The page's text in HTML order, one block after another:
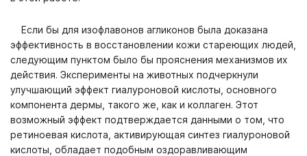
Если бы для изофлавонов агликонов была доказана
эффективность в восстановлении кожи стареющих людей,
следующим пунктом было бы прояснения механизмов их
действия. Эксперименты на животных подчеркнули
улучшающий эффект гиалуроновой кислоты, основного
компонента дермы, такого же, как и коллаген. Этот
возможный эффект подтверждается данными о том, что
ретиноевая кислота, активирующая синтез гиалуроновой
кислоты, обладает подобным оздоравливающим